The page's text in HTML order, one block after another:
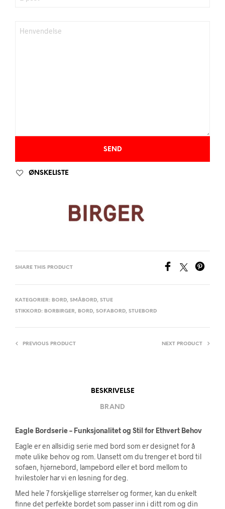
ØNSKELISTE
SHARE THIS PRODUCT
KATEGORIER: BORD, SMÅBORD, STUE
STIKKORD: BORBIRGER, BORD, SOFABORD, STUEBORD
PREVIOUS PRODUCT NEXT PRODUCT
BESKRIVELSE
BRAND
Eagle Bordserie – Funksjonalitet og Stil for Ethvert Behov
Eagle er en allsidig serie med bord som er designet for å
møte ulike behov og rom. Uansett om du trenger et bord til
sofaen, hjørnebord, lampebord eller et bord mellom to
hvilestoler har vi en løsning for deg.
Med hele 7 forskjellige størrelser og former, kan du enkelt
finne det perfekte bordet som passer inn i ditt rom og din